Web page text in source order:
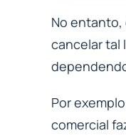
No
cancelar tal
Por
comercial